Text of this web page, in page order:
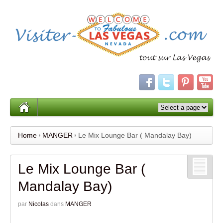
Home MANGER Le Mix Lounge Bar ( Mandalay Bay)
Le Mix Lounge Bar (
Mandalay Bay)
par Nicolas dans MANGER